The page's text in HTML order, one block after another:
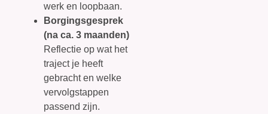
werk en loopbaan.
Borgingsgesprek
(na ca. 3 maanden)
Reflectie op wat het
traject je heeft
gebracht en welke
vervolgstappen
passend zijn.